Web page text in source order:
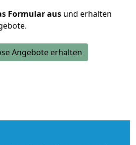
Formular aus und erhalten
Angebote erhalten